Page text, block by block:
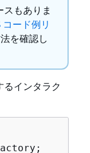
もありま
コード例リ
を確認し
るインタラク